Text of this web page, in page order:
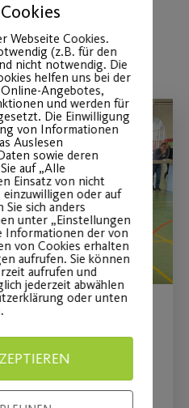
O beim
des
Webseite Cookies.
(z.B. für den
nicht notwendig. Die
helfen uns bei der
Angebotes,
und werden für
Die Einwilligung
von Informationen
Auslesen
sowie deren
auf „Alle
Einsatz von nicht
oder auf
Sie sich anders
unter „Einstellungen
Informationen der von
von Cookies erhalten
aufrufen. Sie können
aufrufen und
jederzeit abwählen
oder unten